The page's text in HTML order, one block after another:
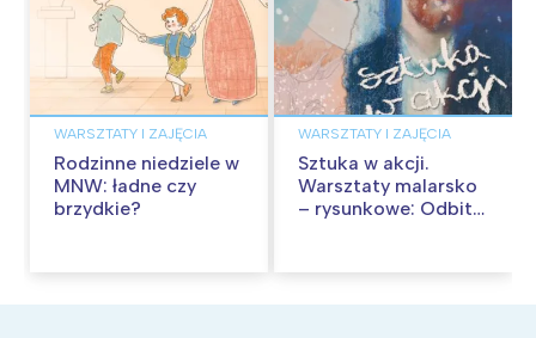
WARSZTATY I ZAJĘCIA
Rodzinne niedziele w
MNW: ładne czy
brzydkie?
WARSZTATY I ZAJĘCIA
Sztuka w akcji.
Warsztaty malarsko
– rysunkowe: Odbite